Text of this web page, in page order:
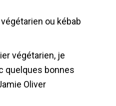
ou kébab
végétarien, je
quelques bonnes
Oliver